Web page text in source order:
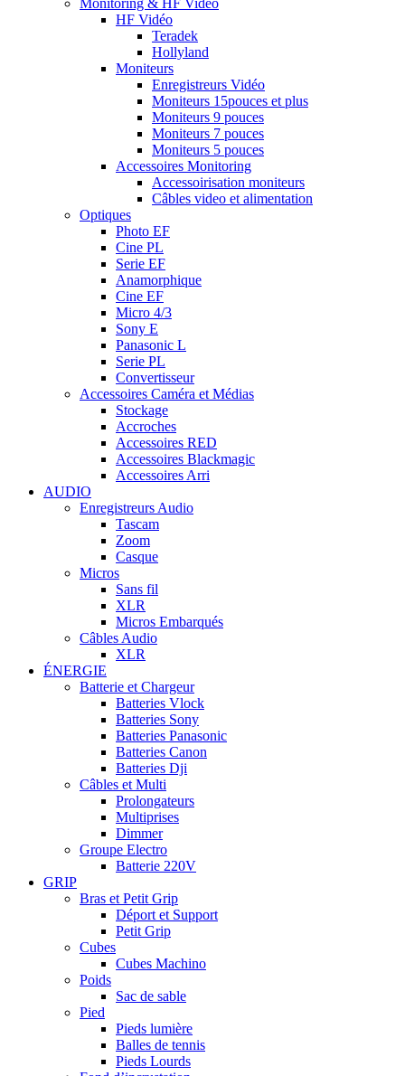
Monitoring & HF Vidéo
HF Vidéo
Teradek
Hollyland
Moniteurs
Enregistreurs Vidéo
Moniteurs 15pouces et plus
Moniteurs 9 pouces
Moniteurs 7 pouces
Moniteurs 5 pouces
Accessoires Monitoring
Accessoirisation moniteurs
Câbles video et alimentation
Optiques
Photo EF
Cine PL
Serie EF
Anamorphique
Cine EF
Micro 4/3
Sony E
Panasonic L
Serie PL
Convertisseur
Accessoires Caméra et Médias
Stockage
Accroches
Accessoires RED
Accessoires Blackmagic
Accessoires Arri
AUDIO
Enregistreurs Audio
Tascam
Zoom
Casque
Micros
Sans fil
XLR
Micros Embarqués
Câbles Audio
XLR
ÉNERGIE
Batterie et Chargeur
Batteries Vlock
Batteries Sony
Batteries Panasonic
Batteries Canon
Batteries Dji
Câbles et Multi
Prolongateurs
Multiprises
Dimmer
Groupe Electro
Batterie 220V
GRIP
Bras et Petit Grip
Déport et Support
Petit Grip
Cubes
Cubes Machino
Poids
Sac de sable
Pied
Pieds lumière
Balles de tennis
Pieds Lourds